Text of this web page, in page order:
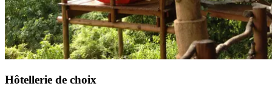
Hôtellerie de choix